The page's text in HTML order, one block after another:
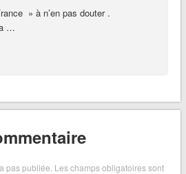
» à n’en pas douter .
…
pas publiée. Les champs obligatoires sont